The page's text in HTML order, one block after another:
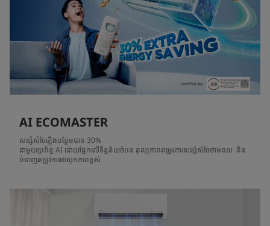
AI ECOMASTER
សន្សំសំចៃភ្លើងបន្ថែមបាន 30%
ជាមួយប្រព័ន្ធ AI ដោយផ្អែកលើទិន្នន័យចំបង តុល្យភាពតម្រូវការសន្សំសំចៃថាមពល ​ និង
បំពេញតម្រូវការផាសុកភាពខ្ពស់